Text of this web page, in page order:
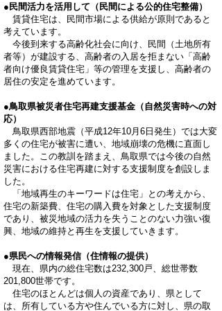
●民間活力を活用して （民間による公的住宅整備）
賃貸住宅は、民間市場による供給が原則であると
考えています。
今後到来する高齢化社会に向け、民間（土地所有
者等）が建設する、高齢者の入居を拒まない「高齢
者向け優良賃貸住宅」等の管理を支援し、高齢者の
居住の安定を進めています。
●鳥取県被災者住宅再建支援基金 （自然災害時への対
応）
鳥取県西部地震（平成12年10月6日発生）では大変
多くの住宅が被害に遭い、地域崩壊の危機に直面し
ました。この教訓を踏まえ、鳥取県では今後の自然
災害における住宅再建に対する支援制度を創設しま
した。
「地域再生のキーワードは住宅」との考えから、
住宅の新築費、住宅の購入費を対象とした支援制度
であり、被災地域の活力を失うことのない力強い復
興、地域の維持と再生を支援していきます。
●県民への情報発信（住情報の提供）
現在、県内の総住宅数は232,300戸、総世帯数
201,800世帯です。
住宅のほとんどは個人の資産であり、県として
は、所有している方や住んでいる方に対し、県の取